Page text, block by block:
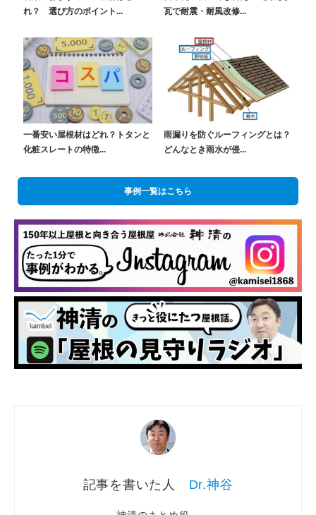
れ？ 選び方のポイント...
瓦で耐震・耐風改修...
一番安い屋根材はどれ？トタンと
化粧スレートの特徴...
雨漏りを防ぐルーフィングとは？
どんなとき雨水が侵...
事例一覧はこちら
Dr.神谷